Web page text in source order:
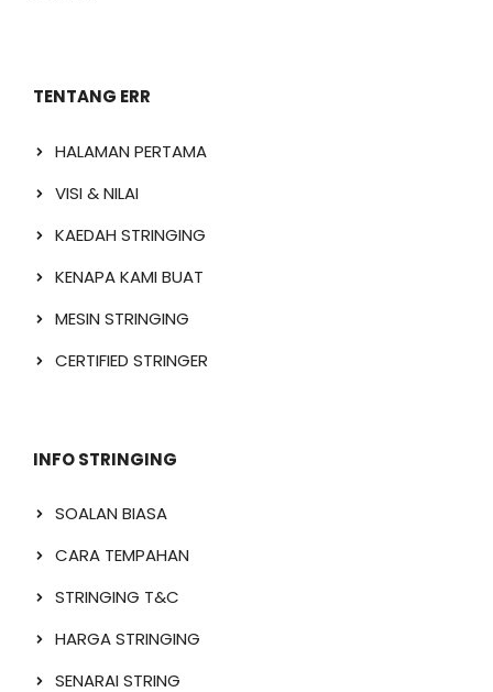
TENTANG ERR
HALAMAN PERTAMA
VISI & NILAI
KAEDAH STRINGING
KENAPA KAMI BUAT
MESIN STRINGING
CERTIFIED STRINGER
INFO STRINGING
SOALAN BIASA
CARA TEMPAHAN
STRINGING T&C
HARGA STRINGING
SENARAI STRING